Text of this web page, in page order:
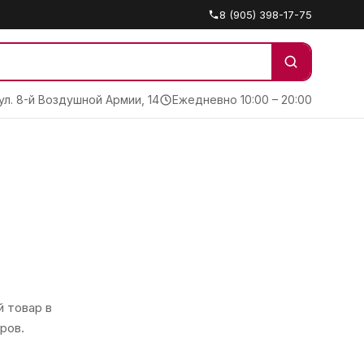
8 (905) 398-17-75
8-й Воздушной Армии, 14 Ежедневно 10:00 – 20:00
товар в